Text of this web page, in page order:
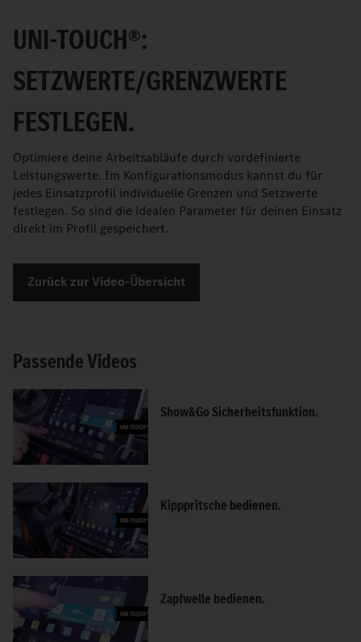
UNI-TOUCH®:
SETZWERTE/GRENZWERTE
FESTLEGEN.
Optimiere deine Arbeitsabläufe durch vordefinierte
Leistungswerte. Im Konfigurationsmodus kannst du für
jedes Einsatzprofil individuelle Grenzen und Setzwerte
festlegen. So sind die idealen Parameter für deinen Einsatz
direkt im Profil gespeichert.
Zurück zur Video-Übersicht
Passende Videos
Show&Go Sicherheitsfunktion.
Kipppritsche bedienen.
Zapfwelle bedienen.